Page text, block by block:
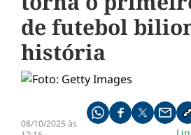
de futebol
história
08/10/2025 às
Compartilhe pelo
Compartilhar no